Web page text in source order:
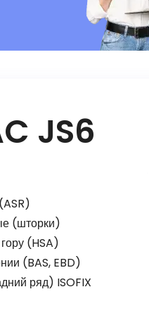
JS6
(шторки)
(HSA)
(BAS, EBD)
ряд) ISOFIX